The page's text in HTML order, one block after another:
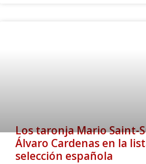
Los taronja Mario Saint-
Álvaro Cardenas en la
selección española